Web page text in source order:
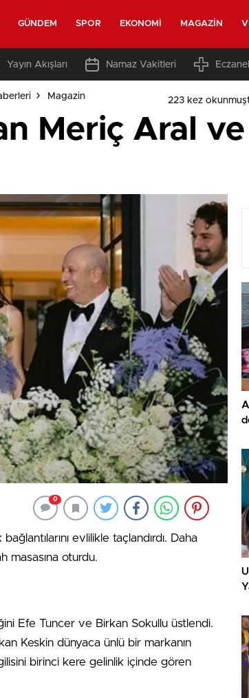
GÜNDEM SPOR EKONOMI MAGAZIN
Yayın Akışları Namaz Vakitleri
Magazin 223 kez
Meriç Aral
0
evlilikle taçlandırdı. Daha
masasına oturdu.
Efe Tuncer ve Birkan Sokullu üstlendi.
Keskin dünyaca ünlü bir markanın
birinci kere gelinlik içinde gören